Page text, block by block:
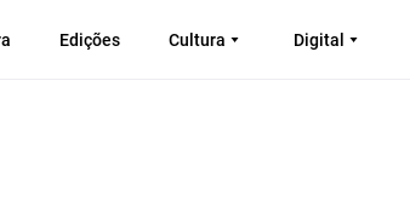
Edições Cultura Digital